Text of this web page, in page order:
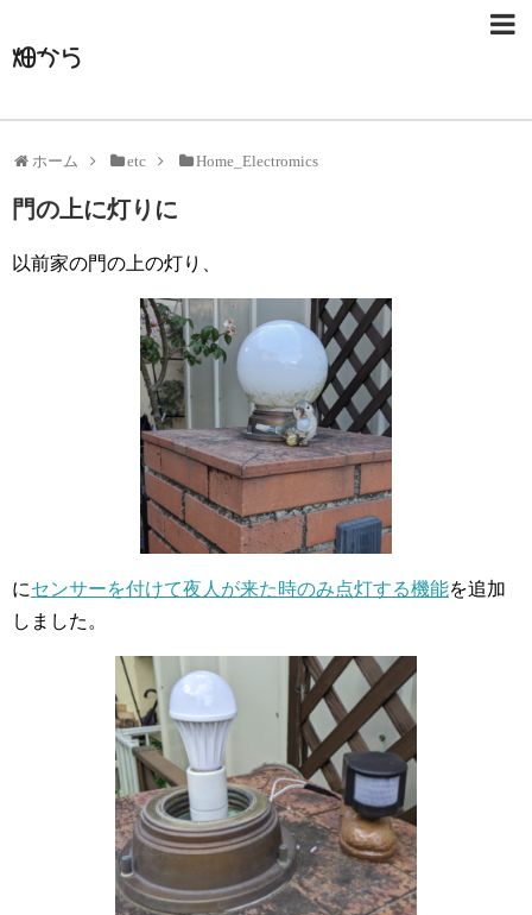
畑から
ホーム etc Home_Electromics
門の上に灯りに
以前家の門の上の灯り、
にセンサーを付けて夜人が来た時のみ点灯する機能を追加
しました。